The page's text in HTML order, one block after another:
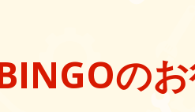
の